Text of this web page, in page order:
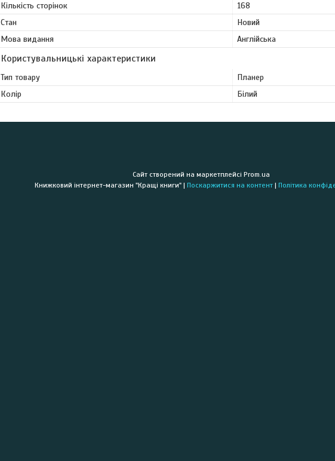
Кількість сторінок
168
Стан
Новий
Мова видання
Англійська
Користувальницькі характеристики
Тип товару
Планер
Колір
Білий
Сайт створений на маркетплейсі Prom.ua
Книжковий інтернет-магазин "Кращі книги" | Поскаржитися на контент | Політика